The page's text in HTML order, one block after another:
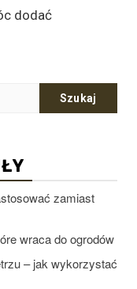
dodać
zamiast
wraca do ogrodów
– jak wykorzystać